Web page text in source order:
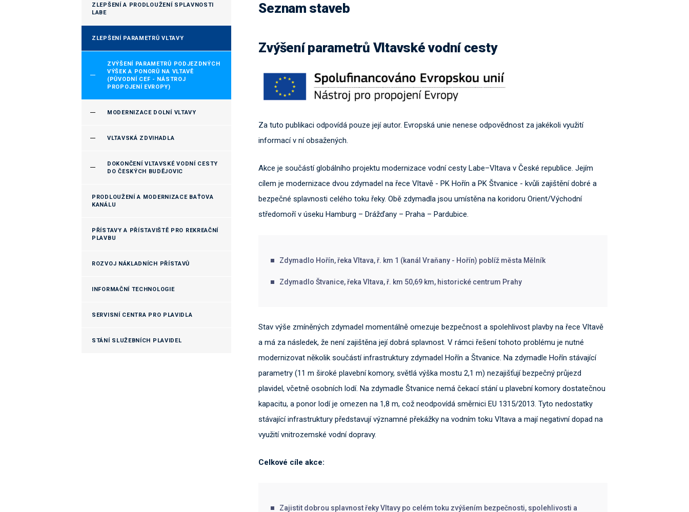
ZLEPŠENÍ A PRODLOUŽENÍ SPLAVNOSTI
LABE
ZLEPŠENÍ PARAMETRŮ VLTAVY
ZVÝŠENÍ PARAMETRŮ PODJEZDNÝCH
VÝŠEK A PONORŮ NA VLTAVĚ
(PŮVODNÍ CEF - NÁSTROJ
PROPOJENÍ EVROPY)
MODERNIZACE DOLNÍ VLTAVY
VLTAVSKÁ ZDVIHADLA
DOKONČENÍ VLTAVSKÉ VODNÍ CESTY
DO ČESKÝCH BUDĚJOVIC
PRODLOUŽENÍ A MODERNIZACE BAŤOVA
KANÁLU
PŘÍSTAVY A PŘÍSTAVIŠTĚ PRO REKREAČNÍ
PLAVBU
ROZVOJ NÁKLADNÍCH PŘÍSTAVŮ
INFORMAČNÍ TECHNOLOGIE
SERVISNÍ CENTRA PRO PLAVIDLA
STÁNÍ SLUŽEBNÍCH PLAVIDEL
Seznam staveb
Zvýšení parametrů Vltavské vodní cesty
Za tuto publikaci odpovídá pouze její autor. Evropská unie nenese odpovědnost za jakékoli využití
informací v ní obsažených.
Akce je součástí globálního projektu modernizace vodní cesty Labe–Vltava v České republice. Jejím
cílem je modernizace dvou zdymadel na řece Vltavě - PK Hořín a PK Štvanice - kvůli zajištění dobré a
bezpečné splavnosti celého toku řeky. Obě zdymadla jsou umístěna na koridoru Orient/Východní
středomoří v úseku Hamburg – Drážďany – Praha – Pardubice.
Zdymadlo Hořín, řeka Vltava, ř. km 1 (kanál Vraňany - Hořín) poblíž města Mělník
Zdymadlo Štvanice, řeka Vltava, ř. km 50,69 km, historické centrum Prahy
Stav výše zmíněných zdymadel momentálně omezuje bezpečnost a spolehlivost plavby na řece Vltavě
a má za následek, že není zajištěna její dobrá splavnost. V rámci řešení tohoto problému je nutné
modernizovat několik součástí infrastruktury zdymadel Hořín a Štvanice. Na zdymadle Hořín stávající
parametry (11 m široké plavební komory, světlá výška mostu 2,1 m) nezajišťují bezpečný průjezd
plavidel, včetně osobních lodí. Na zdymadle Štvanice nemá čekací stání u plavební komory dostatečnou
kapacitu, a ponor lodí je omezen na 1,8 m, což neodpovídá směrnici EU 1315/2013. Tyto nedostatky
stávající infrastruktury představují významné překážky na vodním toku Vltava a mají negativní dopad na
využití vnitrozemské vodní dopravy.
Celkové cíle akce:
Zajistit dobrou splavnost řeky Vltavy po celém toku zvýšením bezpečnosti, spolehlivosti a